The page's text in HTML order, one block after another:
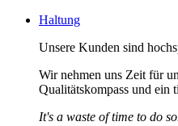
Haltung
Unsere Kunden sind
Wir nehmen uns Zeit für
Qualitätskompass und ein
It's a waste of time to do